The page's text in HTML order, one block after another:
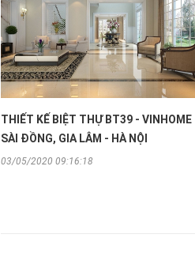
THIẾT KẾ BIỆT THỰ BT39 - VINHOME
SÀI ĐỒNG, GIA LÂM - HÀ NỘI
03/05/2020 09:16:18